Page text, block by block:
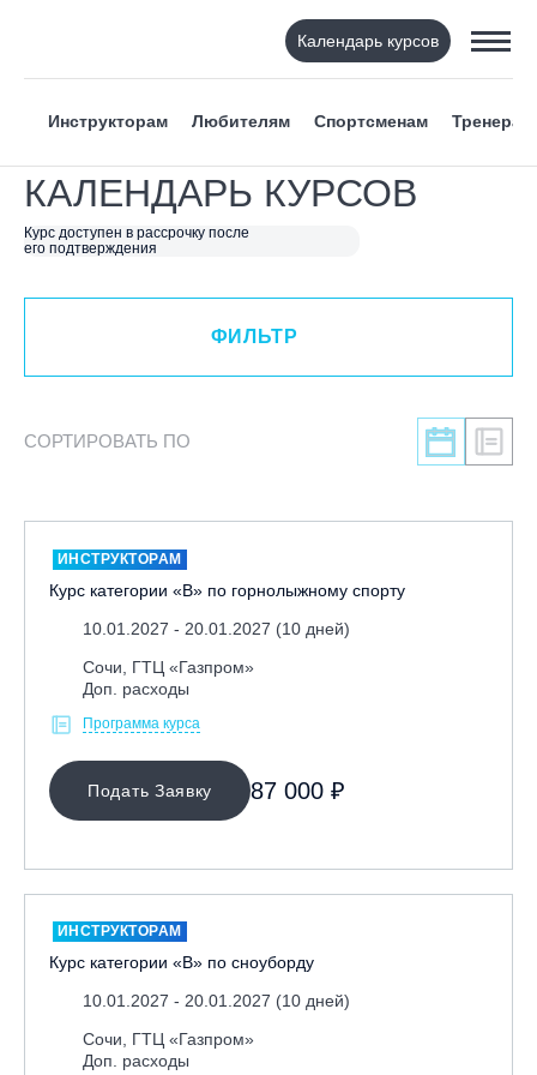
Календарь курсов
Инструкторам Любителям Спортсменам Тренерам
КАЛЕНДАРЬ КУРСОВ
Курс доступен в рассрочку после
его подтверждения
ФИЛЬТР
ВИД СПОРТА
Я ХОЧУ
КАТЕГОРИЯ
ЛЕКТОР
МЕСТО ПРОВЕДЕНИЯ
Байкальск, ГЛЦ «Гора Соболиная»
Вологодская обл., ГЛК "Ципина гора"
Грузия, ГК «Гудаури»
Дистанционно
Ижевск, КАО «Нечкино»
ФИЛЬТР
СОРТИРОВАТЬ ПО
ИНСТРУКТОРАМ
Курс категории «В» по горнолыжному спорту
10.01.2027 - 20.01.2027 (10 дней)
Сочи, ГТЦ «Газпром»
Доп. расходы
Программа курса
Подать Заявку 87 000 ₽
ИНСТРУКТОРАМ
Курс категории «В» по сноуборду
10.01.2027 - 20.01.2027 (10 дней)
Сочи, ГТЦ «Газпром»
Доп. расходы